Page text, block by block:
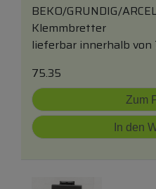
BEKO/GRUNDIG/
Klemmbretter
lieferbar innerhalb von
75.35
Zum
In den